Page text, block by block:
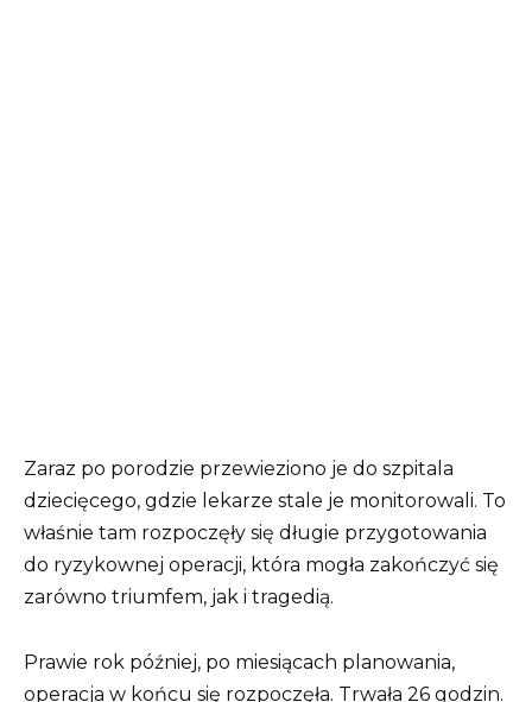
Zaraz po porodzie przewieziono je do szpitala
dziecięcego, gdzie lekarze stale je monitorowali. To
właśnie tam rozpoczęły się długie przygotowania
do ryzykownej operacji, która mogła zakończyć się
zarówno triumfem, jak i tragedią.
Prawie rok później, po miesiącach planowania,
operacja w końcu się rozpoczęła. Trwała 26 godzin.